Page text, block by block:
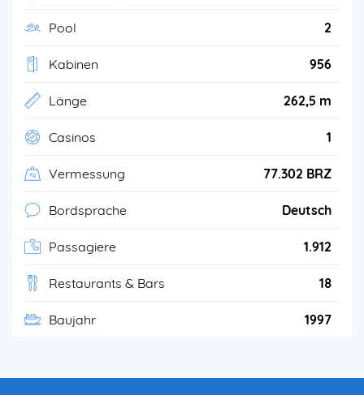
Pool 2
Kabinen 956
Länge 262,5 m
Casinos 1
Vermessung 77.302 BRZ
Bordsprache Deutsch
Passagiere 1.912
Restaurants & Bars 18
Baujahr 1997